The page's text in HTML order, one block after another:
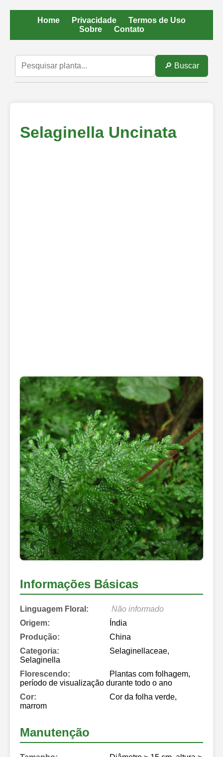
Home Privacidade
Termos de Uso
Sobre
Contato
🔎 Buscar
Selaginella Uncinata
Informações Básicas
Linguagem Floral:
Não informado
Origem:
Índia
Produção:
China
Categoria:
Selaginellaceae,
Selaginella
Florescendo:
Plantas com folhagem,
período de visualização durante todo o ano
Cor:
Cor da folha verde,
marrom
Manutenção